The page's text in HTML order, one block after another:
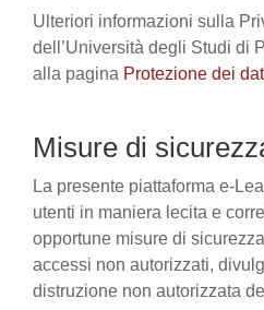
Ulteriori informazioni sulla
dell’Università degli Studi di
alla pagina Protezione dei
Misure di
La presente piattaforma e-
utenti in maniera lecita e
opportune misure di
accessi non autorizzati,
distruzione non autorizzata